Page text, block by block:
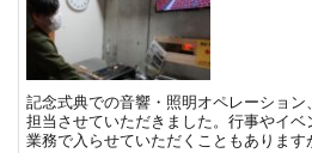
記念式典での音響・照明オペレーショ
担当させていただきました。行事やイ
業務で入らせていただくこともありま